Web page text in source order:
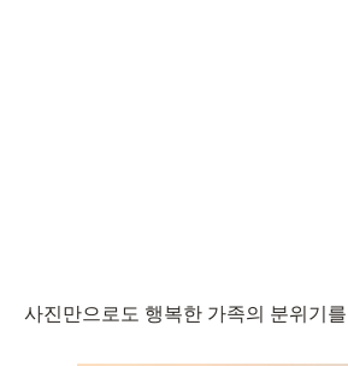
사진만으로도 행복한 가족의 분위기